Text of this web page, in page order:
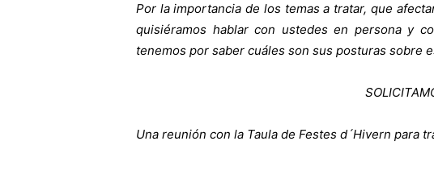
Por la importancia de los temas a tratar, que
quisiéramos hablar con ustedes en persona y
tenemos por saber cuáles son sus posturas sobre
Una reunión con la Taula de Festes d´Hivern para